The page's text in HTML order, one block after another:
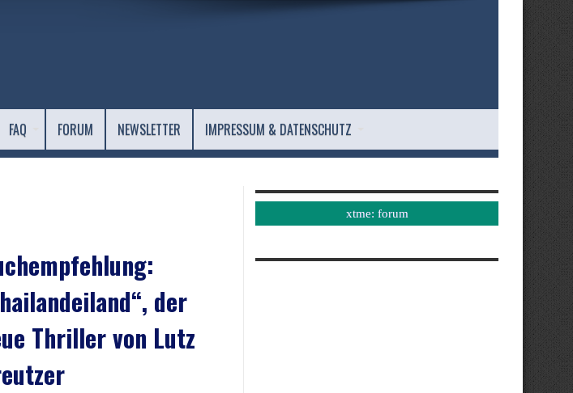
FAQ FORUM NEWSLETTER IMPRESSUM & DATENSCHUTZ
der
Thriller von Lutz
xtme: forum